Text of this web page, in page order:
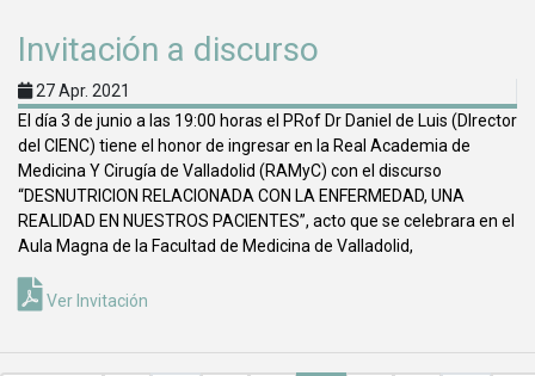
Invitación a discurso
27 Apr. 2021
El día 3 de junio a las 19:00 horas el PRof Dr Daniel de Luis (DIrector
del CIENC) tiene el honor de ingresar en la Real Academia de
Medicina Y Cirugía de Valladolid (RAMyC) con el discurso
“DESNUTRICION RELACIONADA CON LA ENFERMEDAD, UNA
REALIDAD EN NUESTROS PACIENTES”, acto que se celebrara en el
Aula Magna de la Facultad de Medicina de Valladolid,
Ver Invitación